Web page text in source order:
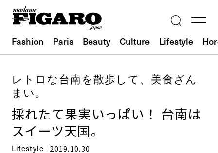
Fashion Paris Beauty Culture Lifestyle
レトロな台南を散歩して、美食ざん
まい。
採れたて果実いっぱい！ 台南は
スイーツ天国。
Lifestyle 2019.10.30